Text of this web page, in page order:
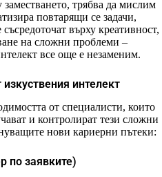
трябва да мислим
повтарящи се задачи,
върху креативност,
на сложни проблеми –
все още е незаменим.
интелект
от специалисти, които
и контролират тези сложни
нови кариерни пътеки:
по заявките)